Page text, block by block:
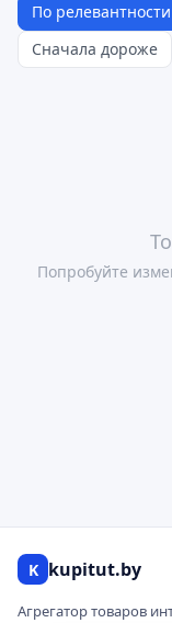
По релевантности
Сначала дороже
Попробуйте
K kupitut.by
Агрегатор товаров